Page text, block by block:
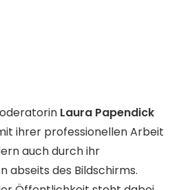
Laura Papendick
ihrer professionellen Arbeit
auch durch ihr
des Bildschirms.